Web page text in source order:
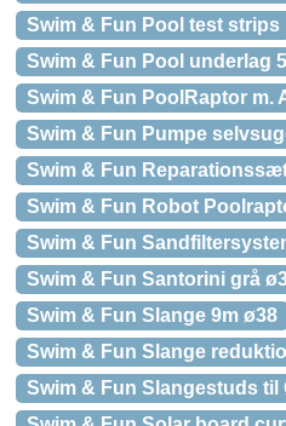
Swim & Fun Pool test strips
Swim & Fun Pool underlag
Swim & Fun PoolRaptor m.
Swim & Fun Pumpe
Swim & Fun
Swim & Fun Robot
Swim & Fun
Swim & Fun Santorini grå
Swim & Fun Slange 9m ø38
Swim & Fun Slange
Swim & Fun Slangestuds til